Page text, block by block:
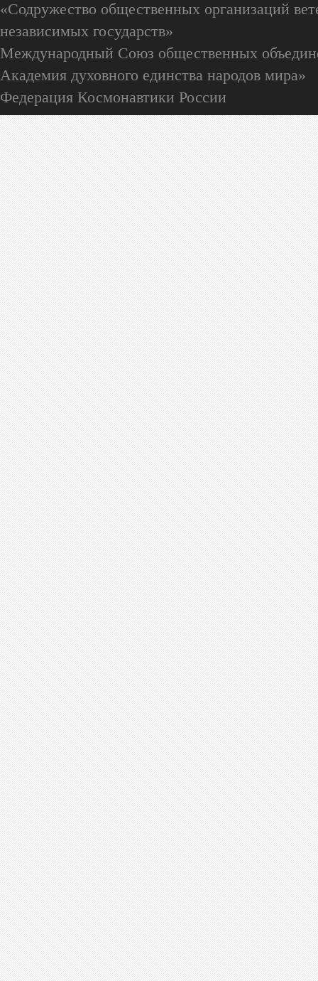
«Содружество общественных организаций
независимых государств»
Международный Союз общественных
Академия духовного единства народов мира»
Федерация Космонавтики России